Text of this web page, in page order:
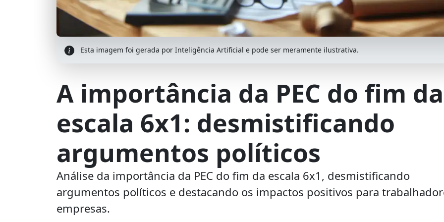
Esta imagem foi gerada por Inteligência Artificial e pode ser meramente ilustrativa.
A importância da PEC do fim da
escala 6x1: desmistificando
argumentos políticos
Análise da importância da PEC do fim da escala 6x1, desmistificando
argumentos políticos e destacando os impactos positivos para
empresas.